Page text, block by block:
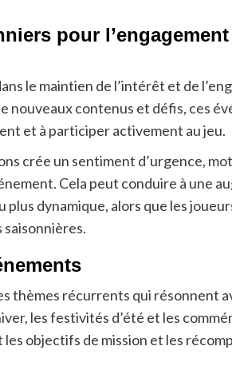
pour
le maintien de l’intérêt et de
nouveaux contenus et défis, ces
et à participer activement au jeu.
crée un sentiment d’urgence,
Cela peut conduire à une
dynamique, alors que les
saisonnières.
thèmes récurrents qui résonnent
les festivités d’été et les
objectifs de mission et les